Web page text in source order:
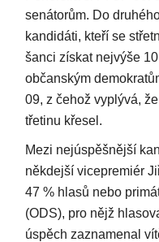
senátorům. Do
kandidáti, kteří se
šanci získat nejvýše
občanským
09, z čehož vyplývá,
třetinu křesel.
Mezi nejúspěšnější
někdejší vicepremiér
47 % hlasů nebo
(ODS), pro nějž
úspěch zaznamenal